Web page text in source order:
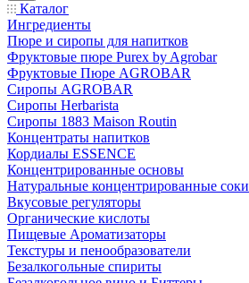
Каталог
Ингредиенты
Пюре и сиропы для напитков
Фруктовые пюре Purex by Agrobar
Фруктовые Пюре AGROBAR
Сиропы AGROBAR
Сиропы Herbarista
Сиропы 1883 Maison Routin
Концентраты напитков
Кордиалы ESSENCE
Концентрированные основы
Натуральные концентрированные соки
Вкусовые регуляторы
Органические кислоты
Пищевые Ароматизаторы
Текстуры и пенообразователи
Безалкогольные спириты